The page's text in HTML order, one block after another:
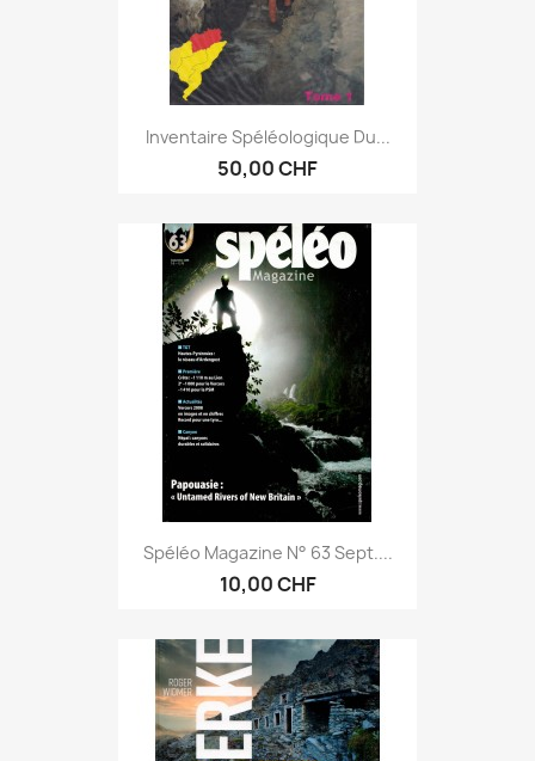
Inventaire Spéléologique Du...
50,00 CHF
Spéléo Magazine N° 63 Sept....
10,00 CHF